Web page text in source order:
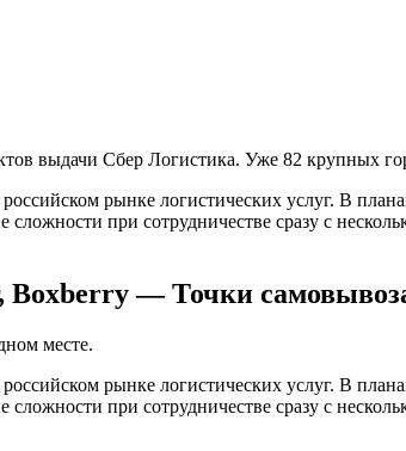
выдачи Сбер Логистика. Уже 82 крупных
рынке логистических услуг. В
при сотрудничестве сразу с
Boxberry — Точки
месте.
рынке логистических услуг. В
при сотрудничестве сразу с